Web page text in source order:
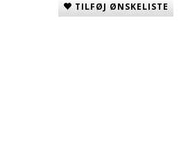
TILFØJ ØNSKELISTE